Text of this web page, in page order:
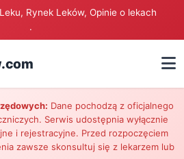
Rynek Leków, Opinie o lekach
.
Dane pochodzą z oficjalnego
Serwis udostępnia wyłącznie
i rejestracyjne. Przed rozpoczęciem
zawsze skonsultuj się z lekarzem lub